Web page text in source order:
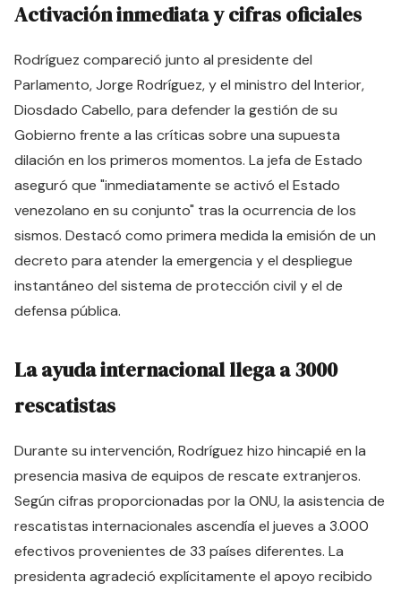
Activación inmediata y cifras oficiales
Rodríguez compareció junto al presidente del
Parlamento, Jorge Rodríguez, y el ministro del Interior,
Diosdado Cabello, para defender la gestión de su
Gobierno frente a las críticas sobre una supuesta
dilación en los primeros momentos. La jefa de Estado
aseguró que "inmediatamente se activó el Estado
venezolano en su conjunto" tras la ocurrencia de los
sismos. Destacó como primera medida la emisión de un
decreto para atender la emergencia y el despliegue
instantáneo del sistema de protección civil y el de
defensa pública.
La ayuda internacional llega a 3000
rescatistas
Durante su intervención, Rodríguez hizo hincapié en la
presencia masiva de equipos de rescate extranjeros.
Según cifras proporcionadas por la ONU, la asistencia de
rescatistas internacionales ascendía el jueves a 3.000
efectivos provenientes de 33 países diferentes. La
presidenta agradeció explícitamente el apoyo recibido